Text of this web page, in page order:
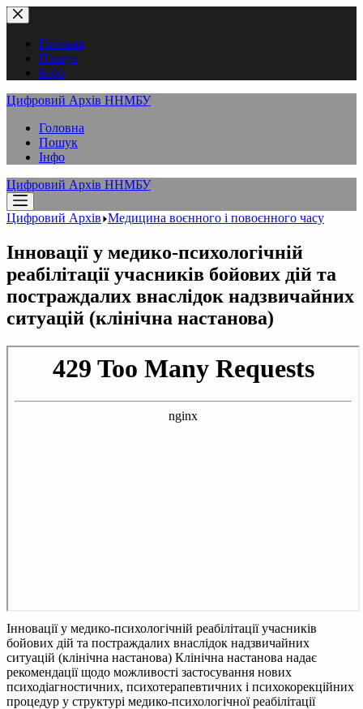
Перейти
до
вмістуГоловна
Пошук
Інфо
Цифровий Архів ННМБУ
Головна
Пошук
Інфо
Цифровий Архів ННМБУ
Цифровий Архів Медицина воєнного і повоєнного часу
Інновації у медико-психологічній
реабілітації учасників бойових дій та
постраждалих внаслідок надзвичайних
ситуацій (клінічна настанова)
Інновації у медико-психологічній реабілітації учасників
бойових дій та постраждалих внаслідок надзвичайних
ситуацій (клінічна настанова) Клінічна настанова надає
рекомендації щодо можливості застосування нових
психодіагностичних, психотерапевтичних і психокорекційних
процедур у структурі медико-психологічної реабілітації